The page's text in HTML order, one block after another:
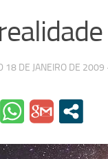
18 DE JANEIRO DE 2009